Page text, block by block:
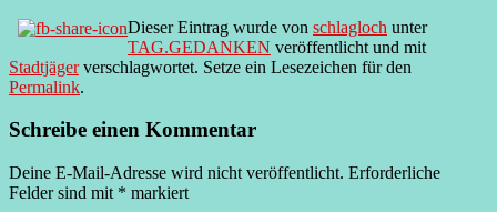
Dieser Eintrag wurde von schlagloch unter
TAG.GEDANKEN veröffentlicht und mit
Stadtjägerverschlagwortet. Setze ein Lesezeichen für den
Permalink.
Schreibe einen Kommentar
Deine E-Mail-Adresse wird nicht veröffentlicht. Erforderliche
Felder sind mit * markiert